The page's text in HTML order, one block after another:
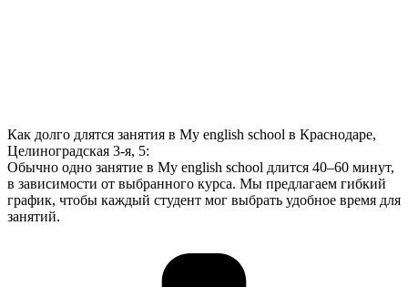
Как долго длятся занятия в My english school в Краснодаре,
Целиноградская 3-я, 5:
Обычно одно занятие в My english school длится 40–60 минут,
в зависимости от выбранного курса. Мы предлагаем гибкий
график, чтобы каждый студент мог выбрать удобное время для
занятий.